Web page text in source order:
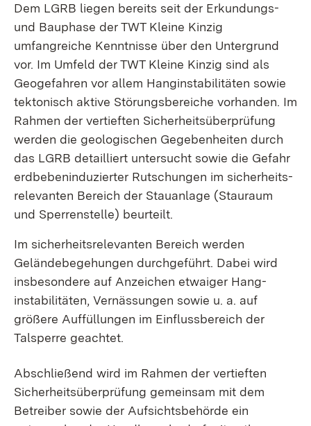
Dem LGRB liegen bereits seit der Erkundungs-
und Bauphase der TWT Kleine Kinzig
umfangreiche Kenntnisse über den Untergrund
vor. Im Umfeld der TWT Kleine Kinzig sind als
Geogefahren vor allem Hang­instabilitäten sowie
tektonisch aktive Störungs­bereiche vorhanden. Im
Rahmen der vertieften Sicherheitsüberprüfung
werden die geologischen Gegeben­heiten durch
das LGRB detailliert untersucht sowie die Gefahr
erdbeben­induzierter Rutschungen im sicherheits­
relevanten Bereich der Stauanlage (Stauraum
und Sperrenstelle) beurteilt.
Im sicherheitsrelevanten Bereich werden
Geländebegehungen durchgeführt. Dabei wird
insbesondere auf Anzeichen etwaiger Hang­
instabilitäten, Vernässungen sowie u. a. auf
größere Auffüllungen im Einfluss­bereich der
Talsperre geachtet.
Abschließend wird im Rahmen der vertieften
Sicherheitsüberprüfung gemeinsam mit dem
Betreiber sowie der Aufsichts­­behörde ein